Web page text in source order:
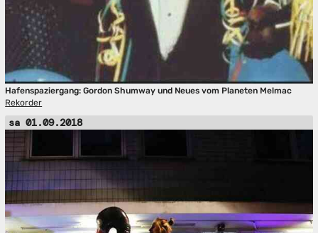
Hafenspaziergang: Gordon Shumway und Neues vom Planeten Melmac
Rekorder
sa 01.09.2018